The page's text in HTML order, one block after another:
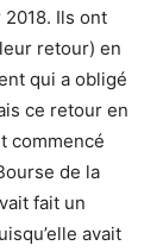
Ils ont
retour) en
qui a obligé
ce retour en
commencé
de la
fait un
avait